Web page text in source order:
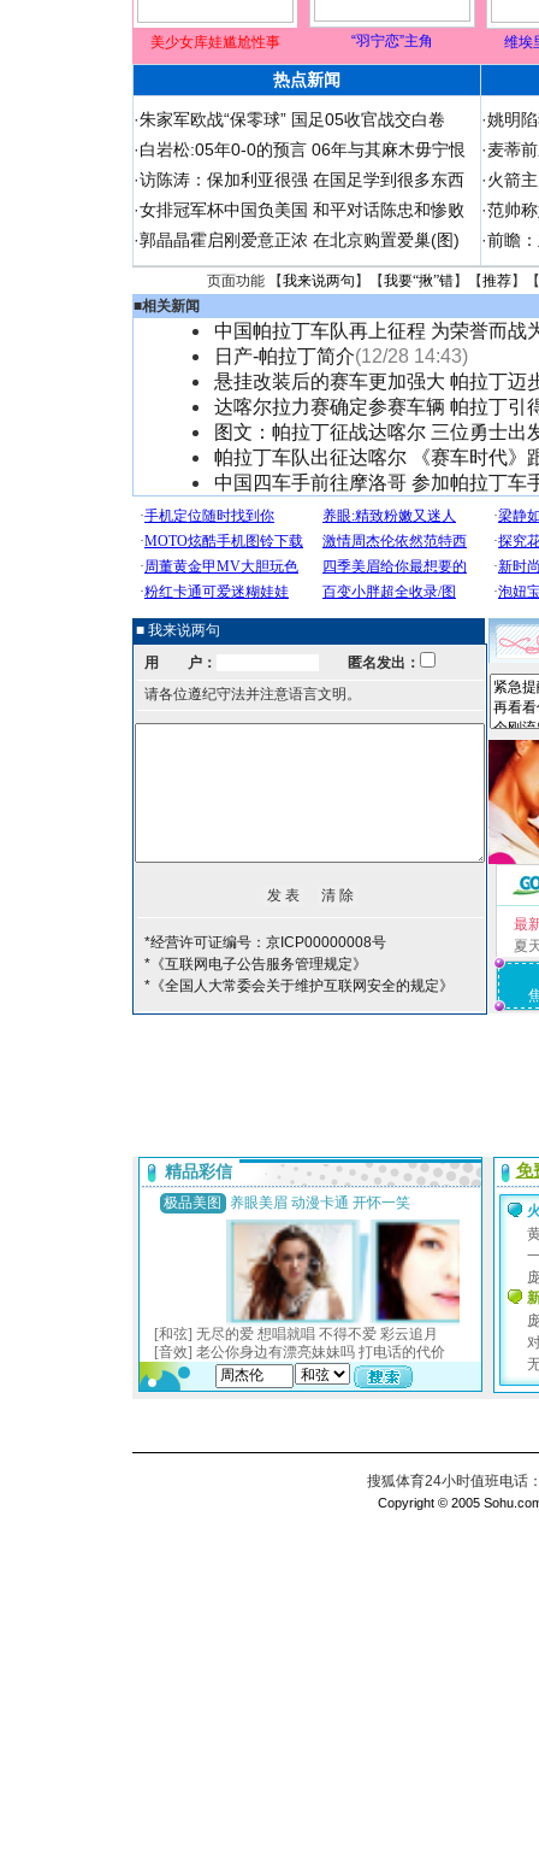
美少女库娃尴尬性事 “羽宁恋”主角 维埃
热点新闻
·朱家军欧战“保零球” 国足05收官战交白卷
·白岩松:05年0-0的预言 06年与其麻木毋宁恨
·访陈涛：保加利亚很强 在国足学到很多东西
·女排冠军杯中国负美国 和平对话陈忠和惨败
·郭晶晶霍启刚爱意正浓 在北京购置爱巢(图)
·姚明
·麦蒂
·火箭
·范帅
·前瞻
页面功能 【我来说两句 】【我要“揪”错】【推荐】
■相关新闻
中国帕拉丁车队再上征程 为荣誉而战
日产-帕拉丁简介(12/28 14:43)
悬挂改装后的赛车更加强大 帕拉丁迈
达喀尔拉力赛确定参赛车辆 帕拉丁引
图文：帕拉丁征战达喀尔 三位勇士出
帕拉丁车队出征达喀尔 《赛车时代》
中国四车手前往摩洛哥 参加帕拉丁车
■ 我来说两句
用 户：
匿名发出：
请各位遵纪守法并注意语言文明。
*经营许可证编号：京ICP00000008号
*《互联网电子公告服务管理规定》
*《全国人大常委会关于维护互联网安全的规定》
最
夏
搜狐体育24小时值班电话
Copyright © 2005